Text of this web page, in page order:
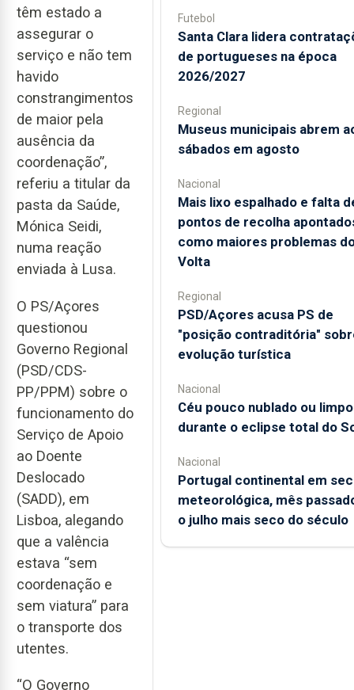
têm estado a
assegurar o
serviço e não tem
havido
constrangimentos
de maior pela
ausência da
coordenação”,
referiu a titular da
pasta da Saúde,
Mónica Seidi,
numa reação
enviada à Lusa.
O PS/Açores
questionou
Governo Regional
(PSD/CDS-
PP/PPM) sobre o
funcionamento do
Serviço de Apoio
ao Doente
Deslocado
(SADD), em
Lisboa, alegando
que a valência
estava “sem
coordenação e
sem viatura” para
o transporte dos
utentes.
“O Governo
Futebol
Santa Clara lidera
de portugueses na época
2026/2027
Regional
Museus municipais abrem
sábados em agosto
Nacional
Mais lixo espalhado e falta
pontos de recolha
como maiores problemas
Volta
Regional
PSD/Açores acusa PS de
"posição contraditória"
evolução turística
Nacional
Céu pouco nublado ou limpo
durante o eclipse total do
Nacional
Portugal continental em
meteorológica, mês
o julho mais seco do século